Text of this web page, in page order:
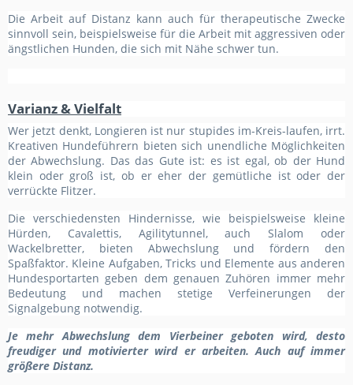
Die Arbeit auf Distanz kann auch für therapeutische Zwecke
sinnvoll sein, beispielsweise für die Arbeit mit aggressiven oder
ängstlichen Hunden, die sich mit Nähe schwer tun.
Varianz & Vielfalt
Wer jetzt denkt, Longieren ist nur stupides im-Kreis-laufen, irrt.
Kreativen Hundeführern bieten sich unendliche Möglichkeiten
der Abwechslung. Das das Gute ist: es ist egal, ob der Hund
klein oder groß ist, ob er eher der gemütliche ist oder der
verrückte Flitzer.
Die verschiedensten Hindernisse, wie beispielsweise kleine
Hürden, Cavalettis, Agilitytunnel, auch Slalom oder
Wackelbretter, bieten Abwechslung und fördern den
Spaßfaktor. Kleine Aufgaben, Tricks und Elemente aus anderen
Hundesportarten geben dem genauen Zuhören immer mehr
Bedeutung und machen stetige Verfeinerungen der
Signalgebung notwendig.
Je mehr Abwechslung dem Vierbeiner geboten wird, desto
freudiger und motivierter wird er arbeiten. Auch auf immer
größere Distanz.